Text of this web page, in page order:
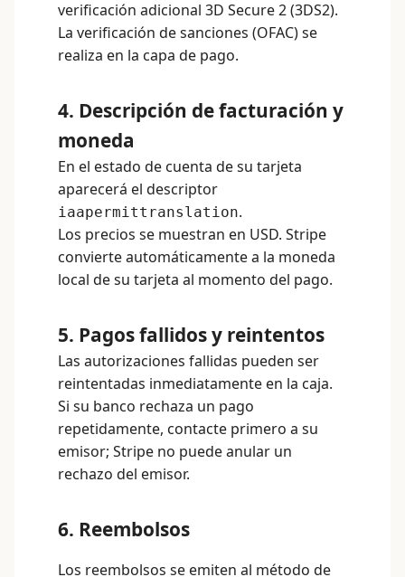
verificación adicional 3D Secure 2 (3DS2).
La verificación de sanciones (OFAC) se
realiza en la capa de pago.
4. Descripción de facturación y
moneda
En el estado de cuenta de su tarjeta
aparecerá el descriptor
iaapermittranslation.
Los precios se muestran en USD. Stripe
convierte automáticamente a la moneda
local de su tarjeta al momento del pago.
5. Pagos fallidos y reintentos
Las autorizaciones fallidas pueden ser
reintentadas inmediatamente en la caja.
Si su banco rechaza un pago
repetidamente, contacte primero a su
emisor; Stripe no puede anular un
rechazo del emisor.
6. Reembolsos
Los reembolsos se emiten al método de